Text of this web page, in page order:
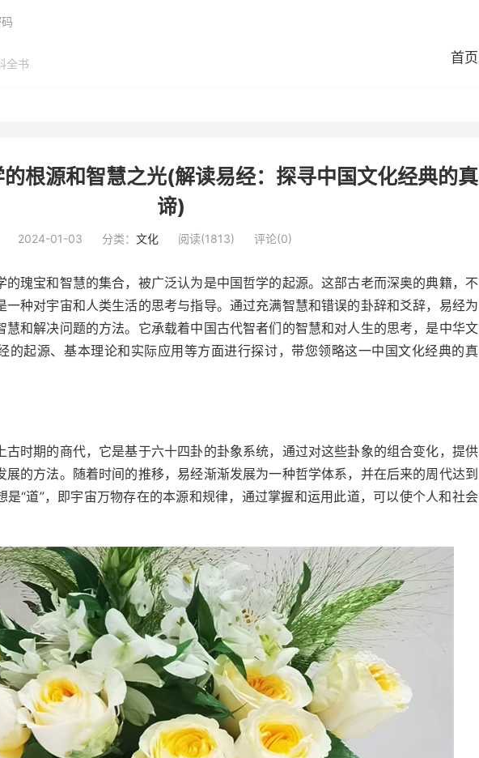
全书
首页
根源和智慧之光(解读易经：探寻中国文化经典的真
谛)
2024-01-03 分类： 文化 阅读(1813) 评论(0)
的瑰宝和智慧的集合，被广泛认为是中国哲学的起源。这部古老而深奥的典籍，不
一种对宇宙和人类生活的思考与指导。通过充满智慧和错误的卦辞和爻辞，易经为
慧和解决问题的方法。它承载着中国古代智者们的智慧和对人生的思考，是中华文
的起源、基本理论和实际应用等方面进行探讨，带您领略这一中国文化经典的真
古时期的商代，它是基于六十四卦的卦象系统，通过对这些卦象的组合变化，提供
展的方法。随着时间的推移，易经渐渐发展为一种哲学体系，并在后来的周代达到
是“道”，即宇宙万物存在的本源和规律，通过掌握和运用此道，可以使个人和社会